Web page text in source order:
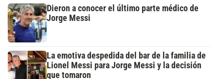
Dieron a conocer el último parte médico de
Jorge Messi
La emotiva despedida del bar de la familia de
Lionel Messi para Jorge Messi y la decisión
que tomaron